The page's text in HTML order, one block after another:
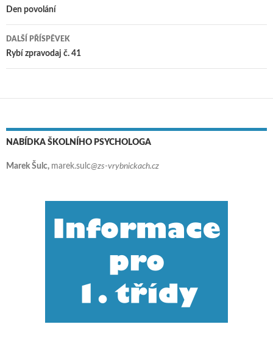
Navigace pro příspěvky
Den povolání
DALŠÍ PŘÍSPĚVEK
Rybí zpravodaj č. 41
NABÍDKA ŠKOLNÍHO PSYCHOLOGA
Marek Šulc, marek.sulc@zs-vrybnickach.cz